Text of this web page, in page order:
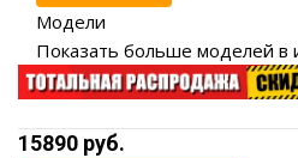
Модели
Показать больше моделей в
15890 руб.